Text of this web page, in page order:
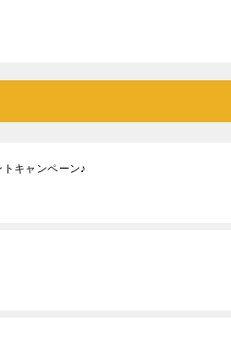
キャンペーン♪